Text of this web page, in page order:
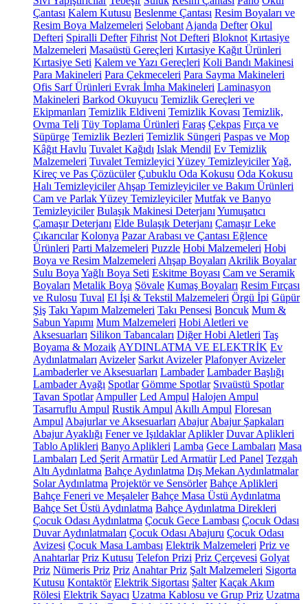
Çantası Kalem Kutusu Beslenme Çantası Resim Boyaları ve
Resim Boya Malzemeleri Selobant Ajanda Defter Okul
Defteri Spiralli Defter Fihrist Not Defteri Bloknot Kırtasiye
Malzemeleri Masaüstü Gereçleri Kırtasiye Kağıt Ürünleri
Kırtasiye Seti Kalem ve Yazı Gereçleri Koli Bandı Makinesi
Para Makineleri Para Çekmeceleri Para Sayma Makineleri
Ofis Sarf Ürünleri Evrak İmha Makineleri Laminasyon
Makineleri Barkod Okuyucu Temizlik Gereçleri ve
Ekipmanları Temizlik Eldiveni Temizlik Kovası Temizlik,
Ovma Teli Tüy Toplama Ürünleri Faraş Çekpas Fırça ve
Süpürge Temizlik Bezleri Temizlik Süngeri Paspas ve Mop
Kâğıt Havlu Tuvalet Kağıdı Islak Mendil Ev Temizlik
Malzemeleri Tuvalet Temizleyici Yüzey TemizleyicilerYağ,
Kireç ve Pas Çözücüler Çubuklu Oda Kokusu Oda Kokusu
Halı Temizleyiciler Ahşap Temizleyiciler ve Bakım Ürünleri
Cam ve Parlak Yüzey Temizleyiciler Mutfak ve Banyo
Temizleyiciler Bulaşık Makinesi Deterjanı Yumuşatıcı
Çamaşır Deterjanı Elde Bulaşık Deterjanı Çamaşır Leke
Çıkarıcılar Kolonya Pazar Arabası ve Çantası Eğlence
Ürünleri Parti Malzemeleri Puzzle Hobi Malzemeleri Hobi
Boya ve Resim Malzemeleri Ahşap Boyaları Akrilik Boyalar
Sulu Boya Yağlı Boya Seti Eskitme Boyası Cam ve Seramik
Boyaları Metalik Boya Şövale Kumaş Boyaları Resim Fırçası
ve Rulosu Tuval El İşi & Tekstil Malzemeleri Örgü İpi Güpür
Şiş Takı Yapım Malzemeleri Takı Pensesi Boncuk Mum &
Sabun Yapımı Mum Malzemeleri Hobi Aletleri ve
Aksesuarları Silikon Tabancaları Diğer Hobi Aletleri Taş
Boyama & Mozaik AYDINLATMA VE ELEKTRİK Ev
Aydınlatmaları Avizeler Sarkıt Avizeler Plafonyer Avizeler
Lambaderler ve Aksesuarları Lambader Lambader Başlığı
Lambader Ayağı Spotlar Gömme Spotlar Sıvaüstü Spotlar
Tavan Spotlar Ampuller Led Ampul Halojen Ampul
Tasarruflu Ampul Rustik Ampul Akıllı Ampul Floresan
Ampul Abajurlar ve Aksesuarları Abajur Abajur Şapkaları
Abajur Ayaklığı Fener ve Işıldaklar Aplikler Duvar Aplikleri
Tablo Aplikleri Banyo Aplikleri Lamba Gece Lambaları Masa
Lambaları Led Şerit Armatür Led Armatür Led Panel Tezgah
Altı Aydınlatma Bahçe Aydınlatma Dış Mekan Aydınlatmalar
Solar Aydınlatma Projektör ve Sensörler Bahçe Aplikleri
Bahçe Feneri ve Meşaleler Bahçe Masa Üstü Aydınlatma
Bahçe Set Üstü Aydınlatma Bahçe Aydınlatma Direkleri
Çocuk Odası Aydınlatma Çocuk Gece Lambası Çocuk Odası
Duvar Aydınlatmaları Çocuk Odası Abajuru Çocuk Odası
Avizesi Çocuk Masa Lambası Elektrik Malzemeleri Priz ve
Anahtarlar Priz Kutusu Telefon Prizi Priz Çerçevesi Golyat
Priz Nümeris Priz Priz Anahtar Priz Şalt Malzemeleri Sigorta
Kutusu Kontaktör Elektrik Sigortası Şalter Kaçak Akım
Rölesi Elektrik Sayacı Uzatma Kablosu ve Grup Priz Uzatma